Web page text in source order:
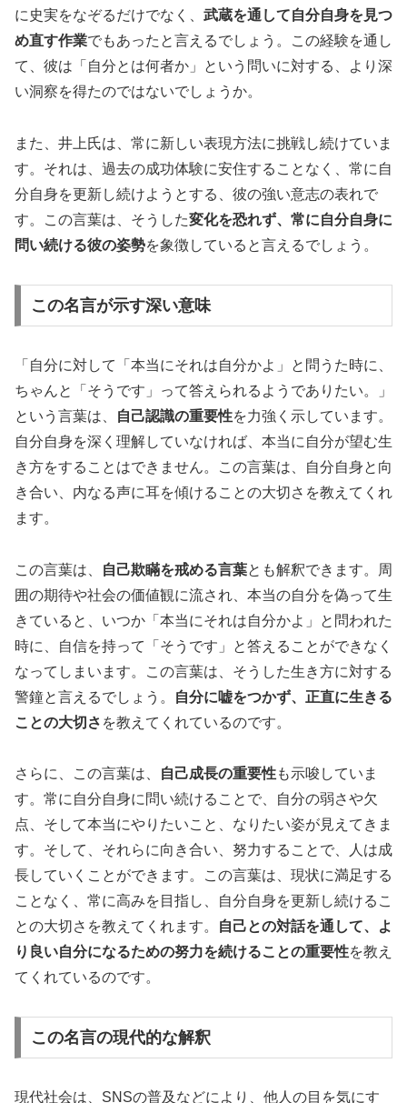
に史実をなぞるだけでなく、 武蔵を通して自分自身を見つ
め直す作業でもあったと言えるでしょう。この経験を通し
て、彼は「自分とは何者か」という問いに対する、より深
い洞察を得たのではないでしょうか。
また、井上氏は、常に新しい表現方法に挑戦し続けていま
す。それは、過去の成功体験に安住することなく、常に自
分自身を更新し続けようとする、彼の強い意志の表れで
す。この言葉は、そうした変化を恐れず、常に自分自身に
問い続ける彼の姿勢を象徴していると言えるでしょう。
この名言が示す深い意味
「自分に対して「本当にそれは自分かよ」と問うた時に、
ちゃんと「そうです」って答えられるようでありたい。」
という言葉は、
自己認識の重要性を力強く示しています。
自分自身を深く理解していなければ、本当に自分が望む生
き方をすることはできません。この言葉は、自分自身と向
き合い、内なる声に耳を傾けることの大切さを教えてくれ
ます。
この言葉は、 自己欺瞞を戒める言葉とも解釈できます。周
囲の期待や社会の価値観に流され、本当の自分を偽って生
きていると、いつか「本当にそれは自分かよ」と問われた
時に、自信を持って「そうです」と答えることができなく
なってしまいます。この言葉は、そうした生き方に対する
警鐘と言えるでしょう。
自分に嘘をつかず、正直に生きる
ことの大切さ を教えてくれているのです。
さらに、この言葉は、 自己成長の重要性も示唆していま
す。常に自分自身に問い続けることで、自分の弱さや欠
点、そして本当にやりたいこと、なりたい姿が見えてきま
す。そして、それらに向き合い、努力することで、人は成
長していくことができます。この言葉は、現状に満足する
ことなく、常に高みを目指し、自分自身を更新し続けるこ
との大切さを教えてくれます。
自己との対話を通して、よ
り良い自分になるための努力を続けることの重要性を教え
てくれているのです。
この名言の現代的な解釈
現代社会は、SNSの普及などにより、他人の目を気にす